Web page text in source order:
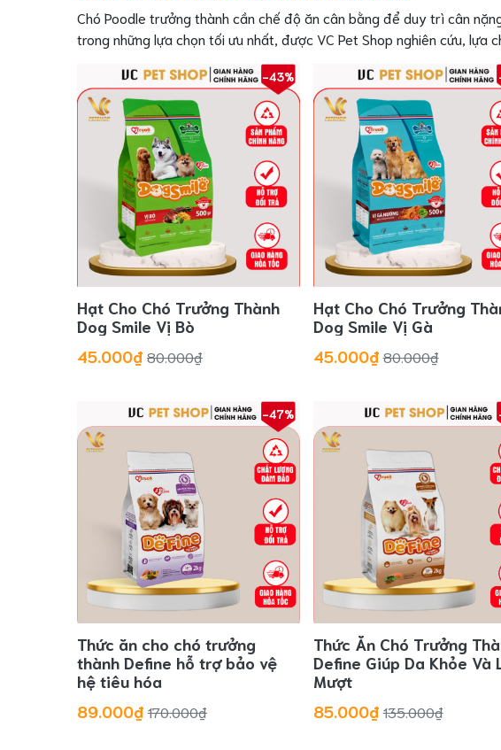
Chó Poodle trưởng thành cần chế độ ăn cân bằng để duy trì cân
trong những lựa chọn tối ưu nhất, được VC Pet Shop nghiên cứu, lựa
-43%
Hạt Cho Chó Trưởng Thành
Dog Smile Vị Bò
45.000₫ 80.000₫
Hạt Cho Chó Trưởng
Dog Smile Vị Gà
45.000₫ 80.000₫
-47%
Thức ăn cho chó trưởng
thành Define hỗ trợ bảo vệ
hệ tiêu hóa
89.000₫ 170.000₫
Thức Ăn Chó Trưởng
Define Giúp Da Khỏe Và
Mượt
85.000₫ 135.000₫